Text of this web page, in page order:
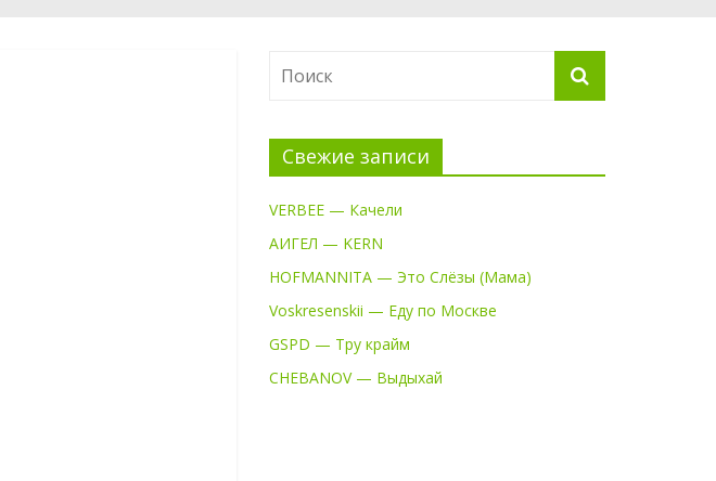
Свежие записи
VERBEE — Качели
АИГЕЛ — KERN
HOFMANNITA — Это Слёзы (Мама)
Voskresenskii — Еду по Москве
GSPD — Тру крайм
CHEBANOV — Выдыхай